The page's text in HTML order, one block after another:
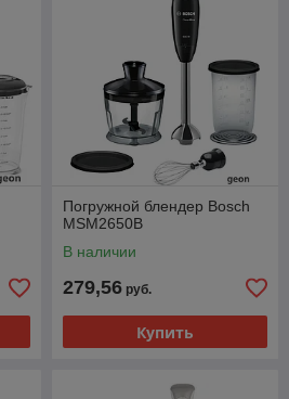
Погружной блендер Bosch
MSM2650B
В наличии
279,56 руб.
Купить